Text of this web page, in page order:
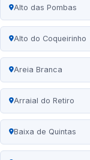
Alto das Pombas
Alto do Coqueirinho
Areia Branca
Arraial do Retiro
Baixa de Quintas